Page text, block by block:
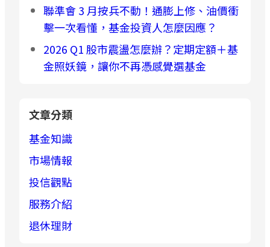
聯準會 3 月按兵不動！通膨上修、油價衝
擊一次看懂，基金投資人怎麼因應？
2026 Q1 股市震盪怎麼辦？定期定額＋基
金照妖鏡，讓你不再憑感覺選基金
文章分類
基金知識
市場情報
投信觀點
服務介紹
退休理財